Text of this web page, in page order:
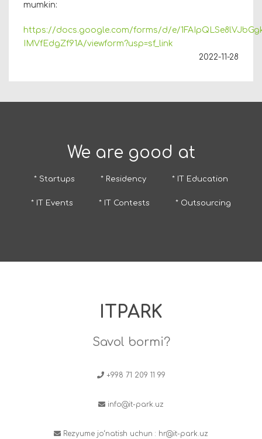
mumkin:
https://docs.google.com/forms/d/e/
IMVfEdgZf91A/viewform?usp=sf_link
2022-11-28
We are good at
* Startups * Residency * IT Education
* IT Events * IT Contests * Outsourcing
ITPARK
Savol bormi?
+998 71 209 11 99
info@it-park.uz
Rezyume jo‘natish uchun : hr@it-park.uz